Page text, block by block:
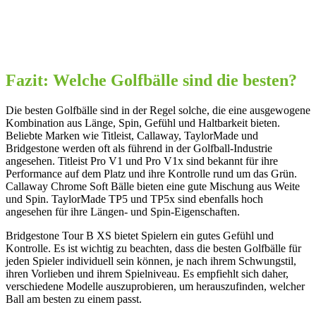
Fazit: Welche Golfbälle sind die besten?
Die besten Golfbälle sind in der Regel solche, die eine ausgewogene
Kombination aus Länge, Spin, Gefühl und Haltbarkeit bieten.
Beliebte Marken wie Titleist, Callaway, TaylorMade und
Bridgestone werden oft als führend in der Golfball-Industrie
angesehen. Titleist Pro V1 und Pro V1x sind bekannt für ihre
Performance auf dem Platz und ihre Kontrolle rund um das Grün.
Callaway Chrome Soft Bälle bieten eine gute Mischung aus Weite
und Spin. TaylorMade TP5 und TP5x sind ebenfalls hoch
angesehen für ihre Längen- und Spin-Eigenschaften.
Bridgestone Tour B XS bietet Spielern ein gutes Gefühl und
Kontrolle. Es ist wichtig zu beachten, dass die besten Golfbälle für
jeden Spieler individuell sein können, je nach ihrem Schwungstil,
ihren Vorlieben und ihrem Spielniveau. Es empfiehlt sich daher,
verschiedene Modelle auszuprobieren, um herauszufinden, welcher
Ball am besten zu einem passt.